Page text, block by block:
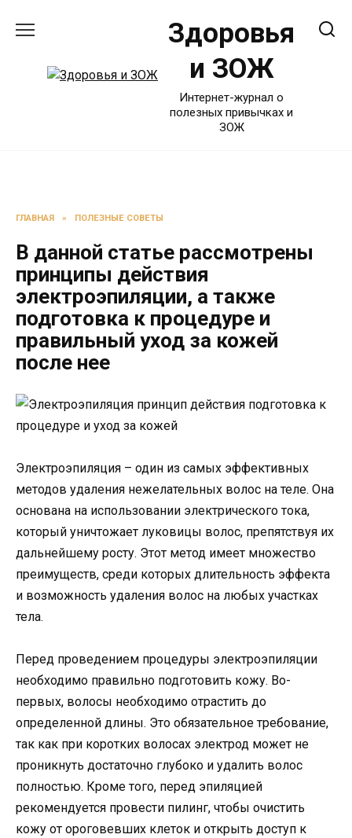
Здоровья
и ЗОЖ
Интернет-журнал о
полезных привычках и
ЗОЖ
ГЛАВНАЯ » ПОЛЕЗНЫЕ СОВЕТЫ
В данной статье рассмотрены
принципы действия
электроэпиляции, а также
подготовка к процедуре и
правильный уход за кожей
после нее
Электроэпиляция – один из самых эффективных
методов удаления нежелательных волос на теле. Она
основана на использовании электрического тока,
который уничтожает луковицы волос, препятствуя их
дальнейшему росту. Этот метод имеет множество
преимуществ, среди которых длительность эффекта
и возможность удаления волос на любых участках
тела.
Перед проведением процедуры электроэпиляции
необходимо правильно подготовить кожу. Во-
первых, волосы необходимо отрастить до
определенной длины. Это обязательное требование,
так как при коротких волосах электрод может не
проникнуть достаточно глубоко и удалить волос
полностью. Кроме того, перед эпиляцией
рекомендуется провести пилинг, чтобы очистить
кожу от ороговевших клеток и открыть доступ к